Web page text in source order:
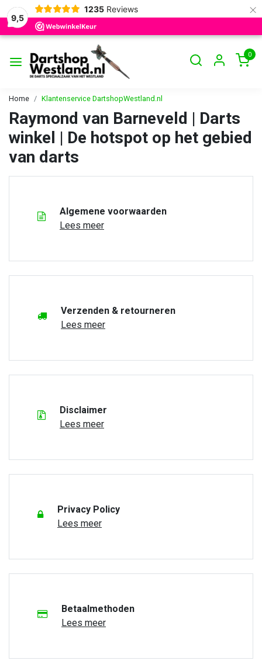
9,5
1235 Reviews ×
0
Home Klantenservice DartshopWestland.nl
Raymond van Barneveld | Darts
winkel | De hotspot op het gebied
van darts
Algemene voorwaarden
Lees meer
Verzenden & retourneren
Lees meer
Disclaimer
Lees meer
Privacy Policy
Lees meer
Betaalmethoden
Lees meer